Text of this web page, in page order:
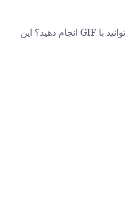
می خواهید بدانید که چه کاری می توانید با GIF انجام دهید؟ این